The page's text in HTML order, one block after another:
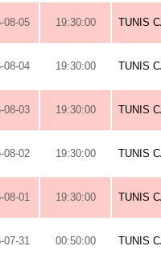
08-05 19:30:00 TUNIS
08-04 19:30:00 TUNIS
08-03 19:30:00 TUNIS
08-02 19:30:00 TUNIS
08-01 19:30:00 TUNIS
07-31 00:50:00 TUNIS